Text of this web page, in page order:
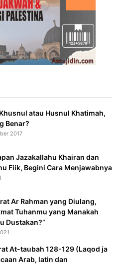
atau Husnul Khatimah,
Benar?
2017
Jazakallahu Khairan dan
Fiik, Begini Cara Menjawabnya
Ar Rahman yang Diulang,
Tuhanmu yang Manakah
Dustakan?”
At-taubah 128-129 (Laqod ja
Arab, latin dan